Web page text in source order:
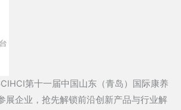
第十一届中国山东（青岛）国际康养
展企业，抢先解锁前沿创新产品与行业解